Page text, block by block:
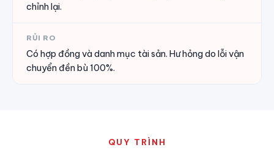
chỉnh lại.
RỦI RO
Có hợp đồng và danh mục tài sản. Hư hỏng do lỗi vận
chuyển đền bù 100%.
QUY TRÌNH